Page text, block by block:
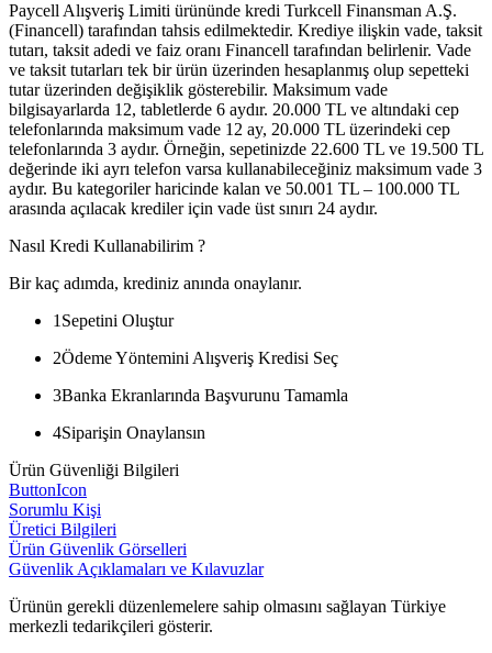
Paycell Alışveriş Limiti ürününde kredi Turkcell Finansman A.Ş.
(Financell) tarafından tahsis edilmektedir. Krediye ilişkin vade, taksit
tutarı, taksit adedi ve faiz oranı Financell tarafından belirlenir. Vade
ve taksit tutarları tek bir ürün üzerinden hesaplanmış olup sepetteki
tutar üzerinden değişiklik gösterebilir. Maksimum vade
bilgisayarlarda 12, tabletlerde 6 aydır. 20.000 TL ve altındaki cep
telefonlarında maksimum vade 12 ay, 20.000 TL üzerindeki cep
telefonlarında 3 aydır. Örneğin, sepetinizde 22.600 TL ve 19.500 TL
değerinde iki ayrı telefon varsa kullanabileceğiniz maksimum vade 3
aydır. Bu kategoriler haricinde kalan ve 50.001 TL – 100.000 TL
arasında açılacak krediler için vade üst sınırı 24 aydır.
Nasıl Kredi Kullanabilirim ?
Bir kaç adımda, krediniz anında onaylanır.
1 Sepetini Oluştur
2Ödeme Yöntemini Alışveriş Kredisi Seç
3Banka Ekranlarında Başvurunu Tamamla
4Siparişin Onaylansın
Ürün Güvenliği Bilgileri
ButtonIcon
Sorumlu Kişi
Üretici Bilgileri
Ürün Güvenlik Görselleri
Güvenlik Açıklamaları ve Kılavuzlar
Ürünün gerekli düzenlemelere sahip olmasını sağlayan Türkiye
merkezli tedarikçileri gösterir.